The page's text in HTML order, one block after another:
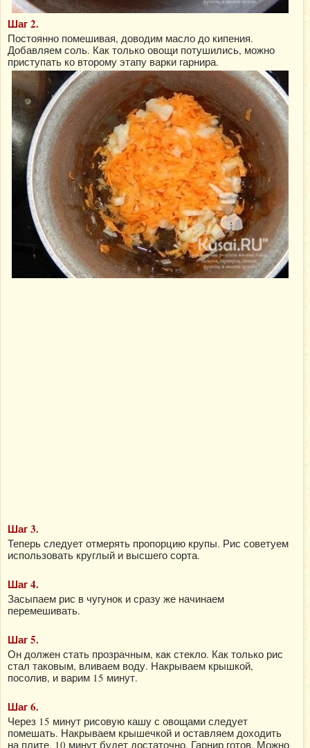
Шаг 2.
Постоянно помешивая, доводим масло до кипения.
Добавляем соль. Как только овощи потушились, можно
приступать ко второму этапу варки гарнира.
Шаг 3.
Теперь следует отмерять пропорцию крупы. Рис советуем
использовать круглый и высшего сорта.
Шаг 4.
Засыпаем рис в чугунок и сразу же начинаем
перемешивать.
Шаг 5.
Он должен стать прозрачным, как стекло. Как только рис
стал таковым, вливаем воду. Накрываем крышкой,
посолив, и варим 15 минут.
Шаг 6.
Через 15 минут рисовую кашу с овощами следует
помешать. Накрываем крышечкой и оставляем доходить
на плите. 10 минут будет достаточно. Гарнир готов. Можно